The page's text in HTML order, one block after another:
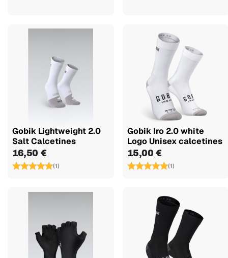
Gobik Lightweight 2.0
Salt Calcetines
16,50 €
(1)
Gobik Iro 2.0 white
Logo Unisex calcetines
15,00 €
(1)